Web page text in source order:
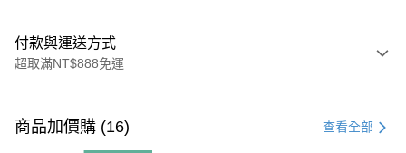
付款與運送方式
超取滿NT$888免運
信用卡一次付款
商品加價購 (16) 查看全部